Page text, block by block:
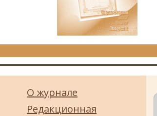
О журнале
Редакционная